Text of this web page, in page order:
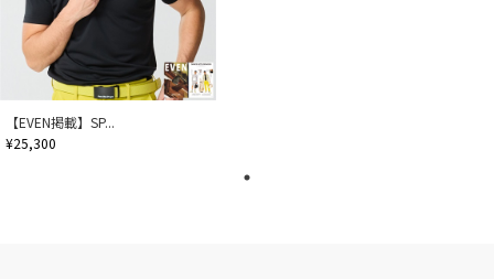
【EVEN掲載】SP...
¥25,300